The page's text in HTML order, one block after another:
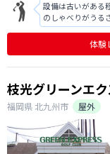
設備は古いがある
のしゃべりがうる
体験
枝光グリーンエ
福岡県 北九州市
屋外